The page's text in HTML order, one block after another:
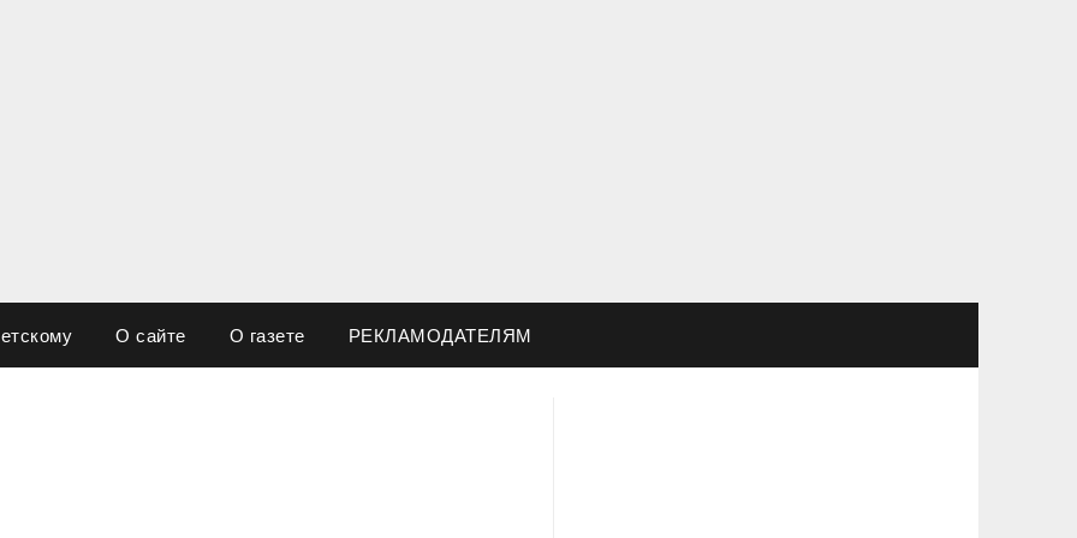
О сайте О газете РЕКЛАМОДАТЕЛЯМ